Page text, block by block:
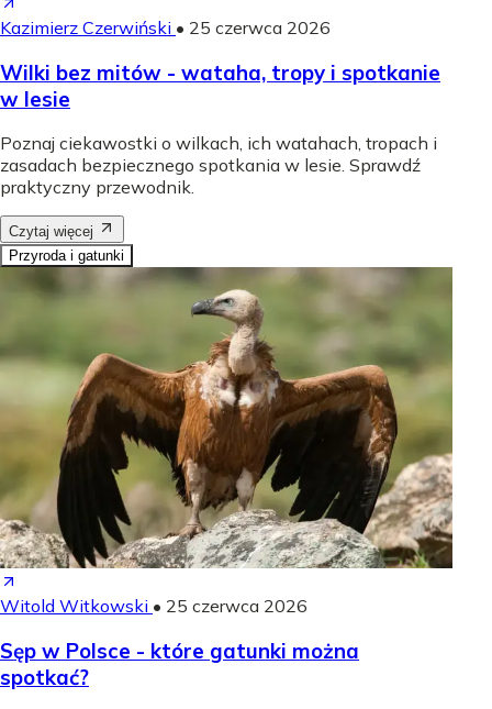
Kazimierz Czerwiński • 25 czerwca 2026
Wilki bez mitów - wataha, tropy i spotkanie
w lesie
Poznaj ciekawostki o wilkach, ich watahach, tropach i
zasadach bezpiecznego spotkania w lesie. Sprawdź
praktyczny przewodnik.
Czytaj więcej
Przyroda i gatunki
Witold Witkowski • 25 czerwca 2026
Sęp w Polsce - które gatunki można
spotkać?